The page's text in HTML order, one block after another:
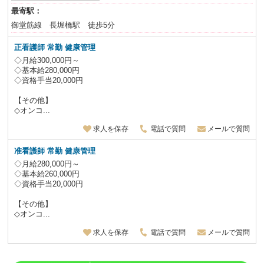
最寄駅：
御堂筋線 長堀橋駅 徒歩5分
正看護師 常勤 健康管理
◇月給300,000円～
◇基本給280,000円
◇資格手当20,000円
【その他】
◇オンコ...
求人を保存 電話で質問 メールで質問
准看護師 常勤 健康管理
◇月給280,000円～
◇基本給260,000円
◇資格手当20,000円
【その他】
◇オンコ...
求人を保存 電話で質問 メールで質問